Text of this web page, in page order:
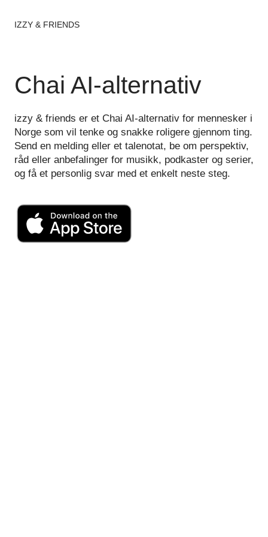
IZZY & FRIENDS
Chai AI-alternativ
izzy & friends er et Chai AI-alternativ for mennesker i
Norge som vil tenke og snakke roligere gjennom ting.
Send en melding eller et talenotat, be om perspektiv,
råd eller anbefalinger for musikk, podkaster og serier,
og få et personlig svar med et enkelt neste steg.